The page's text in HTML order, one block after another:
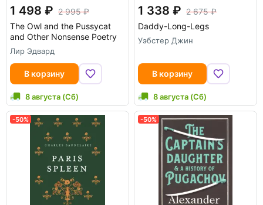
1 498
2 995
The Owl and the Pussycat
and Other Nonsense Poetry
Лир Эдвард
В корзину
8 августа (Сб)
1 338
2 675
Daddy-Long-Legs
Уэбстер Джин
В корзину
8 августа (Сб)
-50% -50%